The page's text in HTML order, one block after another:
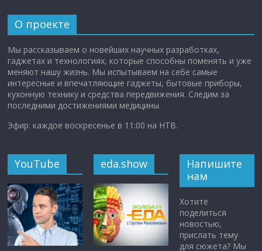
О проекте
Мы рассказываем о новейших научных разработках,
гаджетах и технологиях, которые способны поменять и уже
меняют нашу жизнь. Мы испытываем на себе самые
интересные и впечатляющие гаджеты, бытовые приборы,
кухонную технику и средства передвижения. Следим за
последними достижениями медицины.
Эфир: каждое воскресенье в 11:00 на НТВ.
YouTube eda.show
Напишите
нам
Хотите
поделиться
новостью,
прислать тему
для сюжета? Мы